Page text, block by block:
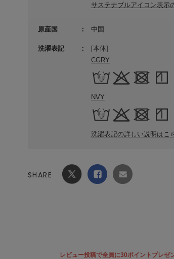
サステナブルアイコン表示
原産国 中国
洗濯表記
[本体]
CGRY
NVY
洗濯表記の詳しい説明はこ
SHARE
レビュー投稿で全員に30ポイントプレゼ